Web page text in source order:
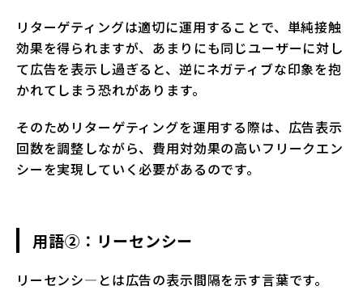
リターゲティングは適切に運用することで、単純接触
効果を得られますが、あまりにも同じユーザーに対し
て広告を表示し過ぎると、逆にネガティブな印象を抱
かれてしまう恐れがあります。
そのためリターゲティングを運用する際は、広告表示
回数を調整しながら、費用対効果の高いフリークエン
シーを実現していく必要があるのです。
用語②：リーセンシー
リーセンシ―とは広告の表示間隔を示す言葉です。